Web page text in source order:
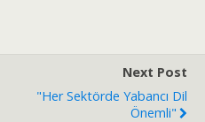
Next Post
"Her Sektörde Yabancı Dil
Önemli"